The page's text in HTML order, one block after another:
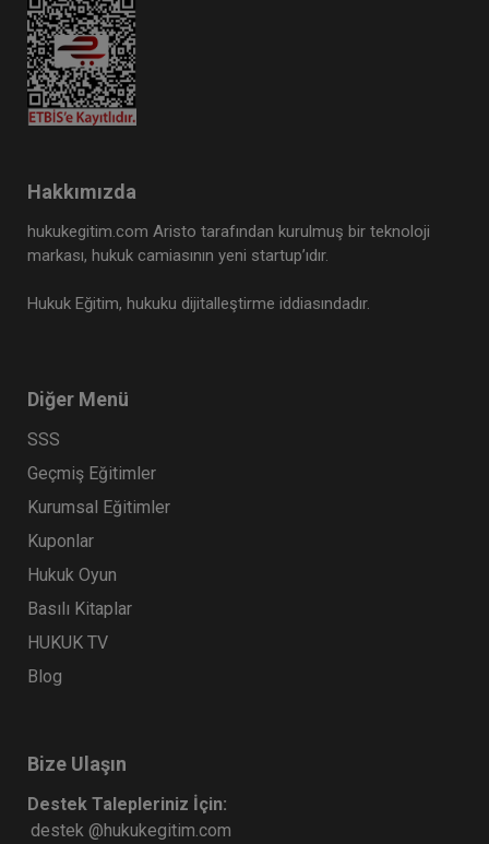
Hakkımızda
hukukegitim.com Aristo tarafından kurulmuş bir teknoloji
markası, hukuk camiasının yeni startup’ıdır.
Hukuk Eğitim, hukuku dijitalleştirme iddiasındadır.
Diğer Menü
SSS
Geçmiş Eğitimler
Kurumsal Eğitimler
Kuponlar
Hukuk Oyun
Basılı Kitaplar
HUKUK TV
Blog
Bize Ulaşın
Destek Talepleriniz İçin:
destek @hukukegitim.com